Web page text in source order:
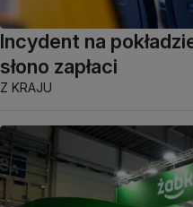
Incydent na
słono zapłaci
Z KRAJU